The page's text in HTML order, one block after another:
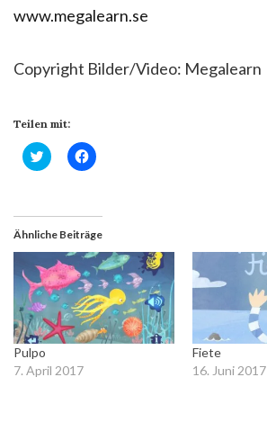
www.megalearn.se
Copyright Bilder/Video: Megalearn
Teilen mit:
Klick,
um
teilen
in
Fenster
geöffnet)
Klick,
um
teilen
in
Fenster
geöffnet)
Ähnliche Beiträge
Pulpo
7. April 2017
Fiete
16. Juni 2017